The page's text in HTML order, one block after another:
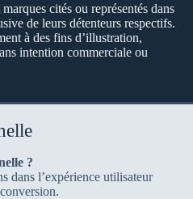
cités ou représentés dans
de leurs détenteurs respectifs.
à des fins d’illustration,
intention commerciale ou
?
dans l’expérience utilisateur